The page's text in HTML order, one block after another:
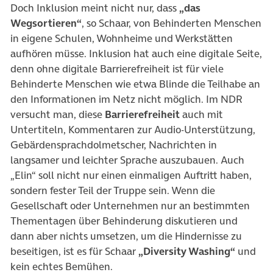
Doch Inklusion meint nicht nur, dass„das
Wegsortieren“, so Schaar, von Behinderten Menschen
in eigene Schulen, Wohnheime und Werkstätten
aufhören müsse. Inklusion hat auch eine digitale Seite,
denn ohne digitale Barrierefreiheit ist für viele
Behinderte Menschen wie etwa Blinde die Teilhabe an
den Informationen im Netz nicht möglich. Im NDR
versucht man, diese Barrierefreiheitauch mit
Untertiteln, Kommentaren zur Audio-Unterstützung,
Gebärdensprachdolmetscher, Nachrichten in
langsamer und leichter Sprache auszubauen. Auch
„Elin“ soll nicht nur einen einmaligen Auftritt haben,
sondern fester Teil der Truppe sein. Wenn die
Gesellschaft oder Unternehmen nur an bestimmten
Thementagen über Behinderung diskutieren und
dann aber nichts umsetzen, um die Hindernisse zu
beseitigen, ist es für Schaar„Diversity Washing“ und
kein echtes Bemühen.